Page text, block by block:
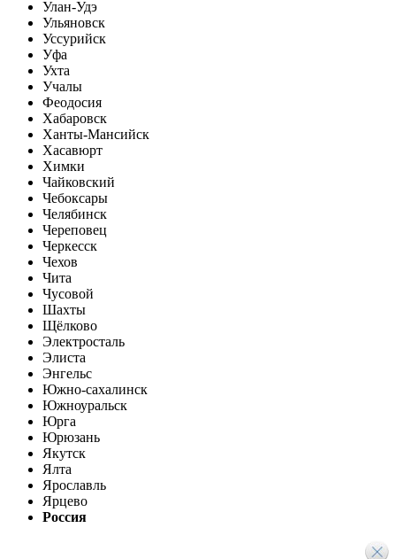
Улан-Удэ
Ульяновск
Уссурийск
Уфа
Ухта
Учалы
Феодосия
Хабаровск
Ханты-Мансийск
Хасавюрт
Химки
Чайковский
Чебоксары
Челябинск
Череповец
Черкесск
Чехов
Чита
Чусовой
Шахты
Щёлково
Электросталь
Элиста
Энгельс
Южно-сахалинск
Южноуральск
Юрга
Юрюзань
Якутск
Ялта
Ярославль
Ярцево
Россия